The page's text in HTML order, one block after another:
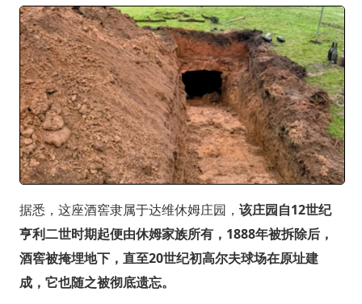
据悉，这座酒窖隶属于达维休姆庄园， 该庄园自12世纪
亨利二世时期起便由休姆家族所有，1888年被拆除后，
酒窖被掩埋地下，直至20世纪初高尔夫球场在原址建
成，它也随之被彻底遗忘。